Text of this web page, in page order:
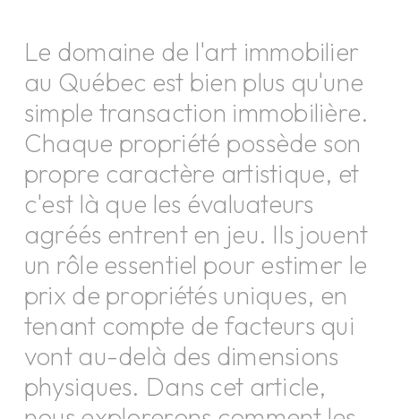
Le domaine de l'art immobilier
au Québec est bien plus qu'une
simple transaction immobilière.
Chaque propriété possède son
propre caractère artistique, et
c'est là que les évaluateurs
agréés entrent en jeu. Ils jouent
un rôle essentiel pour estimer le
prix de propriétés uniques, en
tenant compte de facteurs qui
vont au-delà des dimensions
physiques. Dans cet article,